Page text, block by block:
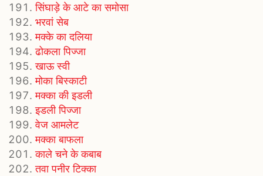
सिंघाड़े के आटे का समोसा
भरवां सेब
मक्‍के का दलिया
ढोकला पिज्जा
खाऊ स्वी
मोका बिस्काटी
मक्का की इडली
इडली पिज्जा
वेज आमलेट
मक्का बाफला
काले चने के कबाब
तवा पनीर टिक्का